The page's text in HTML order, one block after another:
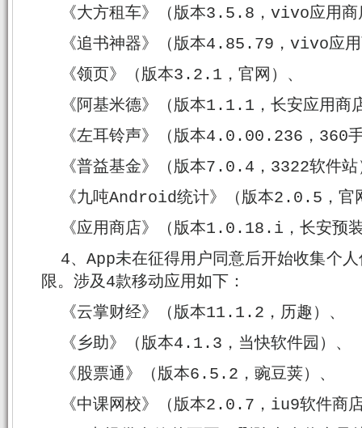
《大方租车》（版本3.5.8，vivo应用商
《追书神器》（版本4.85.79，vivo应
《领页》（版本3.2.1，官网）、
《阿基米德》（版本1.1.1，长安应用商
《左耳铃声》（版本4.0.00.236，360
《普益基金》（版本7.0.4，3322软件站
《九吨Android统计》（版本2.0.5，官
《应用商店》（版本1.0.18.i，长安预
4、App未在征得用户同意后开始收集个
限。涉及4款移动应用如下：
《云掌财经》（版本11.1.2，历趣）、
《乡助》（版本4.1.3，当快软件园）、
《股票通》（版本6.5.2，豌豆荚）、
《中课网校》（版本2.0.7，iu9软件商